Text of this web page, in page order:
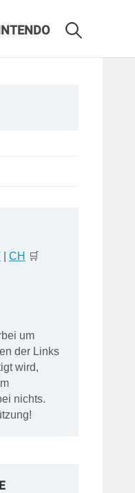
| CH 🛒
um
der Links
wird,
nichts.